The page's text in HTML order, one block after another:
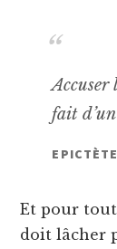
Accuser
fait
EPICTÈTE
Et pour tout
doit lâcher